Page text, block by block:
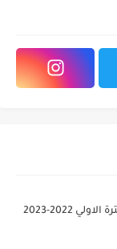
نموذج اجابة اختبار الرياضيات للصف الثامن الفترة الاولي 2022-2023